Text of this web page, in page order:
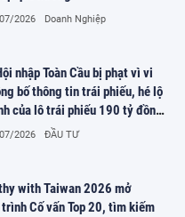
2026 Doanh Nghiệp
nhập Toàn Cầu bị phạt vì vi
bố thông tin trái phiếu, hé lộ
của lô trái phiếu 190 tỷ đồng
án NO7 Giang Biên, Hà Nội
2026 ĐẦU TƯ
with Taiwan 2026 mở
Cố vấn Top 20, tìm kiếm